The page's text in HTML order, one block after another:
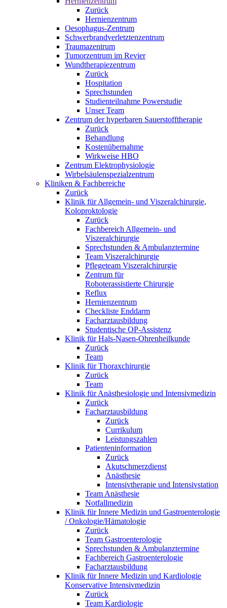
Zurück
Hernienzentrum
Oesophagus-Zentrum
Schwerbrandverletztenzentrum
Traumazentrum
Tumorzentrum im Revier
Wundtherapiezentrum
Zurück
Hospitation
Sprechstunden
Studienteilnahme Powerstudie
Unser Team
Zentrum der hyperbaren Sauerstofftherapie
Zurück
Behandlung
Kostenübernahme
Wirkweise HBO
Zentrum Elektrophysiologie
Wirbelsäulenspezialzentrum
Kliniken & Fachbereiche
Zurück
Klinik für Allgemein- und Viszeralchirurgie,
Koloproktologie
Zurück
Fachbereich Allgemein- und
Viszeralchirurgie
Sprechstunden & Ambulanztermine
Team Viszeralchirurgie
Pflegeteam Viszeralchirurgie
Zentrum für
Roboterassistierte Chirurgie
Reflux
Hernienzentrum
Checkliste Enddarm
Facharztausbildung
Studentische OP-Assistenz
Klinik für Hals-Nasen-Ohrenheilkunde
Zurück
Team
Klinik für Thoraxchirurgie
Zurück
Team
Klinik für Anästhesiologie und Intensivmedizin
Zurück
Facharztausbildung
Zurück
Currikulum
Leistungszahlen
Patienteninformation
Zurück
Akutschmerzdienst
Anästhesie
Intensivtherapie und Intensivstation
Team Anästhesie
Notfallmedizin
Klinik für Innere Medizin und Gastroenterologie
/ Onkologie/Hämatologie
Zurück
Team Gastroenterologie
Sprechstunden & Ambulanztermine
Fachbereich Gastroenterologie
Facharztausbildung
Klinik für Innere Medizin und Kardiologie
Konservative Intensivmedizin
Zurück
Team Kardiologie